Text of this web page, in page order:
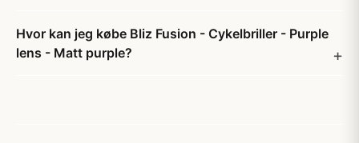
Hvor kan jeg købe Bliz Fusion - Cykelbriller - Purple
lens - Matt purple?